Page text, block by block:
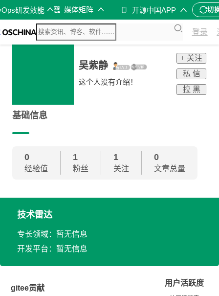
研发效能 媒体矩阵 开源中国APP 切
登录
吴紫静
这个人没有介绍！
+ 关注
私 信
拉 黑
基础信息
0
经验值
1
粉丝
1
关注
0
文章总量
技术雷达
专长领域：暂无信息
开发平台：暂无信息
gitee贡献
用户活跃度